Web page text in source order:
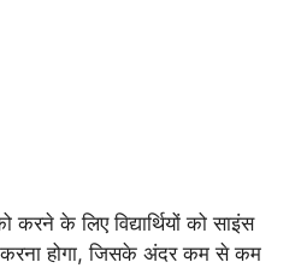
के लिए विद्यार्थियों को साइंस
करना होगा, जिसके अंदर कम से कम